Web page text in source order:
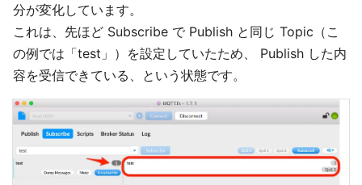
分が変化しています。
これは、先ほど Subscribe で Publish と同じ Topic（こ
の例では「test」）を設定していたため、 Publish した内
容を受信できている、という状態です。